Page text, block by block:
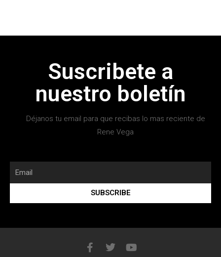
Suscribete a
nuestro boletín
Déjanos tu email para que recibas lo mas reciente de
Rene Vega
SUBSCRIBE